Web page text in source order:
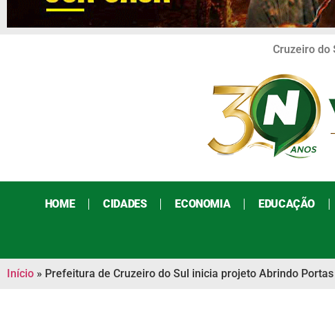
Cruzeiro do
HOME CIDADES ECONOMIA EDUCAÇÃO
Início » Prefeitura de Cruzeiro do Sul inicia projeto Abrindo